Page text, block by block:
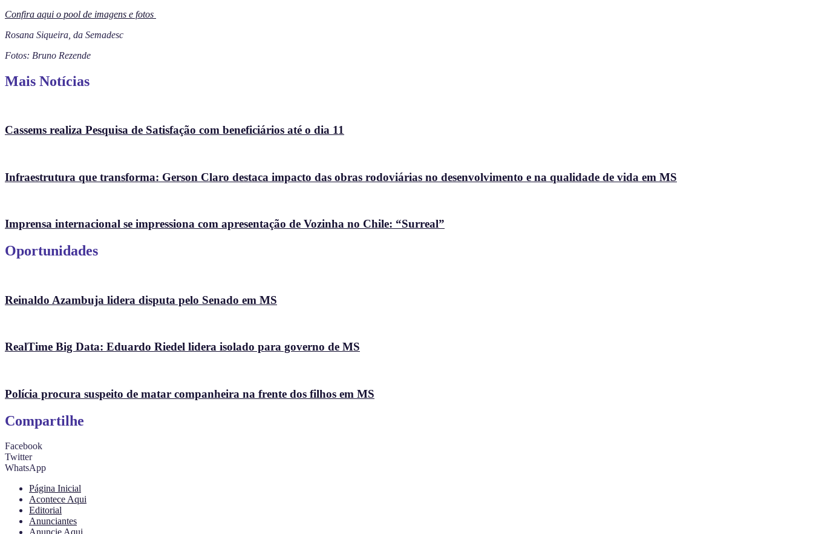
Confira aqui o pool de imagens e fotos
Rosana Siqueira, da Semadesc
Fotos: Bruno Rezende
Mais Notícias
Cassems realiza Pesquisa de Satisfação com beneficiários até o dia 11
Infraestrutura que transforma: Gerson Claro destaca impacto das obras rodoviárias no desenvolvimento e na qualidade de vida em MS
Imprensa internacional se impressiona com apresentação de Vozinha no Chile: “Surreal”
Oportunidades
Reinaldo Azambuja lidera disputa pelo Senado em MS
RealTime Big Data: Eduardo Riedel lidera isolado para governo de MS
Polícia procura suspeito de matar companheira na frente dos filhos em MS
Compartilhe
Facebook
Twitter
WhatsApp
Página Inicial
Acontece Aqui
Editorial
Anunciantes